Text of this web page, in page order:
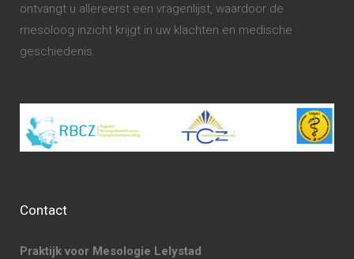
ontvangt u allereerst een vragenlijst, waardoor de
mesoloog inzicht krijgt in uw klachten en medische
geschiedenis.
Contact
Praktijk voor Mesologie Lelystad